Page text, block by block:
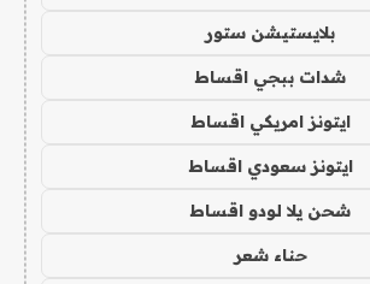
بلايستيشن ستور
شدات ببجي اقساط
ايتونز امريكي اقساط
ايتونز سعودي اقساط
شحن يلا لودو اقساط
حناء شعر